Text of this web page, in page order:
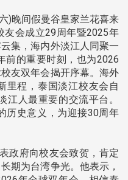
)晚间假曼谷皇家兰花喜来
友会成立29周年暨2025年
集，海内外淡江人同聚一
前的重要时刻，也为2026
友双年会揭开序幕。海外
里程，泰国淡江校友会自
江人最重要的交流平台。
历史意义，为迎接30周年
政府向校友会致贺，肯定
期为台湾争光。他表示，